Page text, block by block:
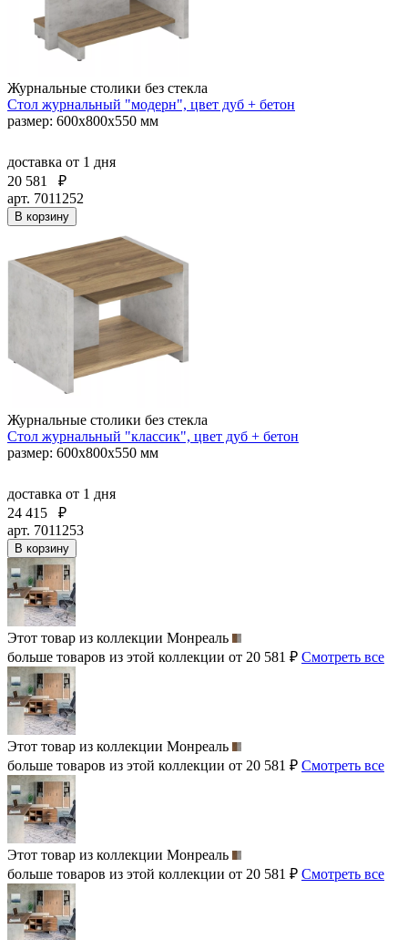
Журнальные столики без стекла
Стол журнальный "модерн", цвет дуб + бетон
размер: 600х800х550 мм
доставка от 1 дня
20 581
₽
арт. 7011252
В корзину
Журнальные столики без стекла
Стол журнальный "классик", цвет дуб + бетон
размер: 600х800х550 мм
доставка от 1 дня
24 415
₽
арт. 7011253
В корзину
Этот товар из коллекции Монреаль
больше товаров из этой коллекции от 20 581 ₽ Смотреть все
Этот товар из коллекции Монреаль
больше товаров из этой коллекции от 20 581 ₽ Смотреть все
Этот товар из коллекции Монреаль
больше товаров из этой коллекции от 20 581 ₽ Смотреть все